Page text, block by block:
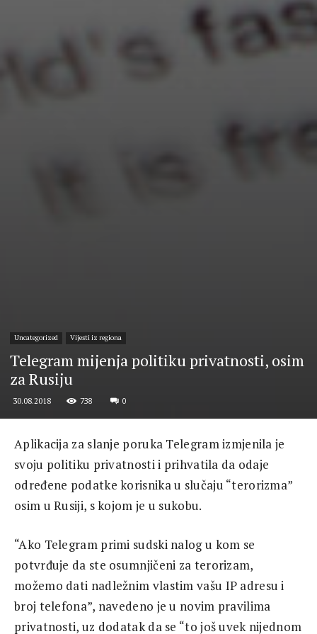
Uncategorized Vijesti iz regiona
Telegram mijenja politiku privatnosti, osim
za Rusiju
30.08.2018 738 0
Aplikacija za slanje poruka Telegram izmjenila je
svoju politiku privatnosti i prihvatila da odaje
određene podatke korisnika u slučaju “terorizma”
osim u Rusiji, s kojom je u sukobu.
“Ako Telegram primi sudski nalog u kom se
potvrđuje da ste osumnjičeni za terorizam,
možemo dati nadležnim vlastim vašu IP adresu i
broj telefona”, navedeno je u novim pravilima
privatnosti, uz dodatak da se “to još uvek nijednom